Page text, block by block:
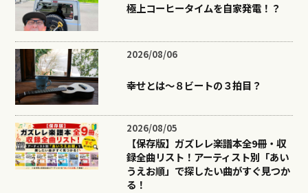
極上コーヒータイムを自家発電！？
2026/08/06
幸せとは〜８ビートの３拍目？
2026/08/05
【保存版】ガズレレ楽譜本全9冊・収
録全曲リスト！アーティスト別「あい
うえお順」で探したい曲がすぐ見つか
る！